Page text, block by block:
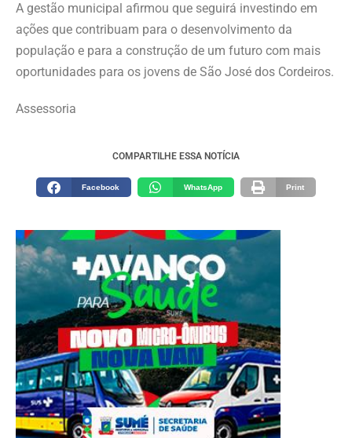
A gestão municipal afirmou que seguirá investindo em
ações que contribuam para o desenvolvimento da
população e para a construção de um futuro com mais
oportunidades para os jovens de São José dos Cordeiros.
Assessoria
COMPARTILHE ESSA NOTÍCIA
Facebook WhatsApp Print